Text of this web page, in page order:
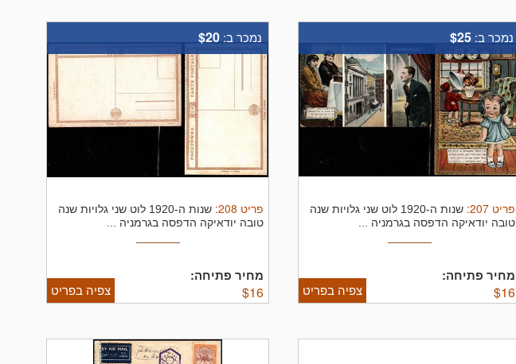
נמכר ב: $25
פריט 207
:
שנות ה-1920 לוט שני גלויות שנה
טובה יודאיקה הדפסה בגרמניה ...
מחיר פתיחה:
$16 צפיה בפריט
נמכר ב: $20
פריט 208
:
שנות ה-1920 לוט שני גלויות שנה
טובה יודאיקה הדפסה בגרמניה ...
מחיר פתיחה:
$16 צפיה בפריט